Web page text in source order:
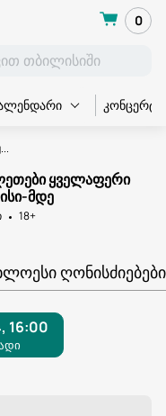
0
კონცერტი
ყველაფერი
მდე
18+
ᲦᲝᲜᲘᲡᲫᲘᲔᲑᲔᲑᲘ